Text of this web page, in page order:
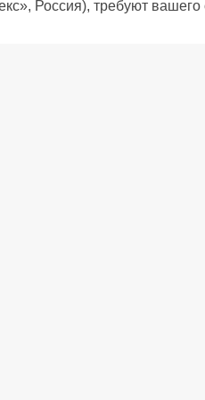
Россия), требуют вашего